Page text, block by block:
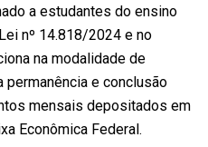
a estudantes do ensino
nº 14.818/2024 e no
na modalidade de
permanência e conclusão
mensais depositados em
Econômica Federal.